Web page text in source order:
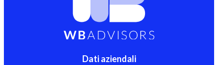
Dati aziendali